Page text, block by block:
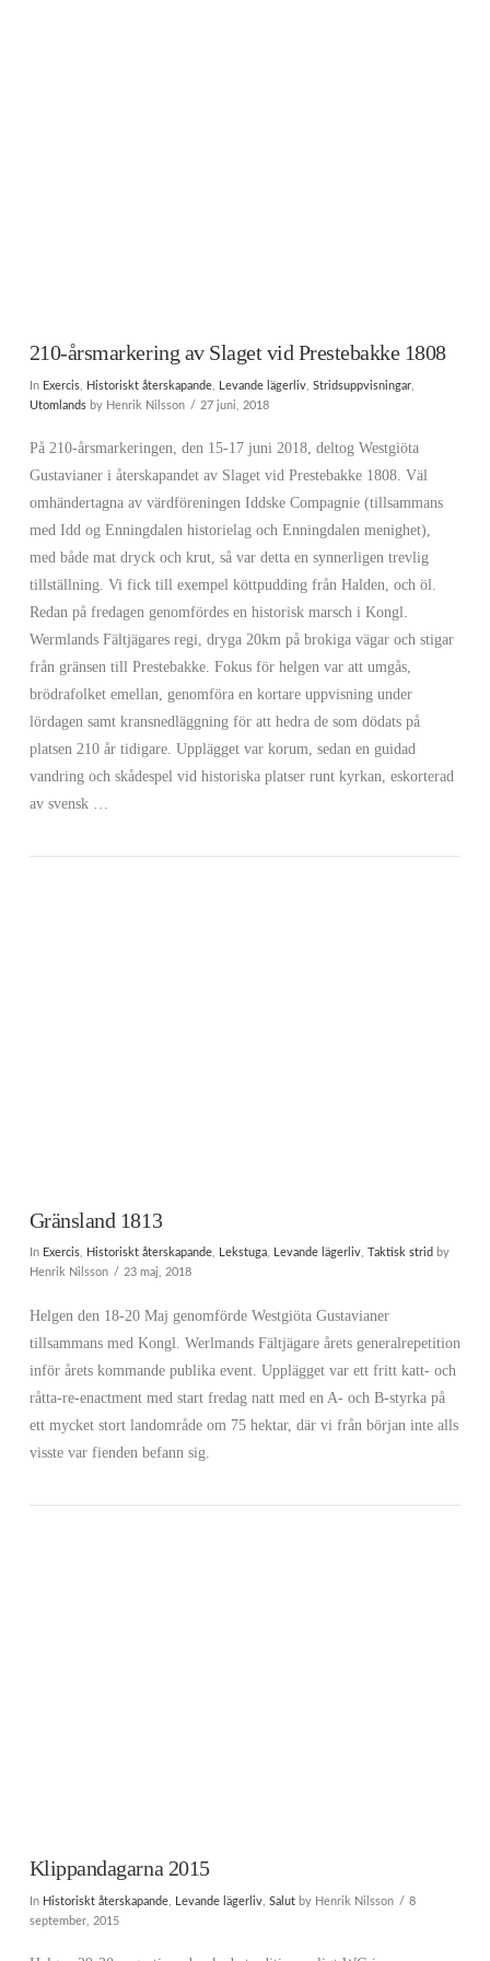
VIEW POST
210-årsmarkering av Slaget vid Prestebakke 1808
In Exercis, Historiskt återskapande, Levande lägerliv, Stridsuppvisningar,
Utomlandsby Henrik Nilsson 27 juni, 2018
På 210-årsmarkeringen, den 15-17 juni 2018, deltog Westgiöta
Gustavianer i återskapandet av Slaget vid Prestebakke 1808. Väl
omhändertagna av värdföreningen Iddske Compagnie (tillsammans
med Idd og Enningdalen historielag och Enningdalen menighet),
med både mat dryck och krut, så var detta en synnerligen trevlig
tillställning. Vi fick till exempel köttpudding från Halden, och öl.
Redan på fredagen genomfördes en historisk marsch i Kongl.
Wermlands Fältjägares regi, dryga 20km på brokiga vägar och stigar
från gränsen till Prestebakke. Fokus för helgen var att umgås,
brödrafolket emellan, genomföra en kortare uppvisning under
lördagen samt kransnedläggning för att hedra de som dödats på
platsen 210 år tidigare. Upplägget var korum, sedan en guidad
vandring och skådespel vid historiska platser runt kyrkan, eskorterad
av svensk …
Gränsland 1813
In Exercis, Historiskt återskapande, Lekstuga, Levande lägerliv, Taktisk strid by
Henrik Nilsson
23 maj, 2018
Helgen den 18-20 Maj genomförde Westgiöta Gustavianer
tillsammans med Kongl. Werlmands Fältjägare årets generalrepetition
inför årets kommande publika event. Upplägget var ett fritt katt- och
råtta-re-enactment med start fredag natt med en A- och B-styrka på
ett mycket stort landområde om 75 hektar, där vi från början inte alls
visste var fienden befann sig.
Klippandagarna 2015
In Historiskt återskapande, Levande lägerliv, Salutby Henrik Nilsson
8
september, 2015